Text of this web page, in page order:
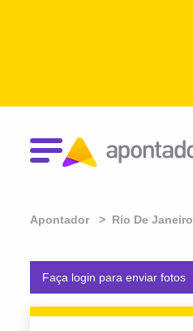
Apontador Rio De Janeiro
Faça login para enviar fotos